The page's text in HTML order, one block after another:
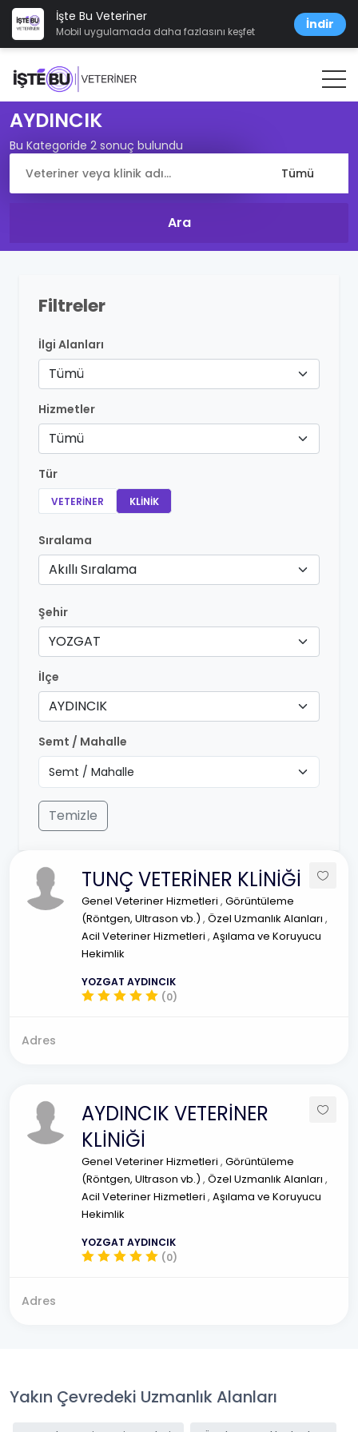
İşte Bu Veteriner
Mobil uygulamada daha fazlasını keşfet İndir
AYDINCIK
Bu Kategoride 2 sonuç bulundu
Filtreler
İlgi Alanları
Tümü
Hizmetler
Tümü
Tür
VETERINER KLINIK
Sıralama
Akıllı Sıralama
Şehir
YOZGAT
İlçe
AYDINCIK
Semt / Mahalle
Temizle
TUNÇ VETERİNER KLİNİĞİ
Genel Veteriner Hizmetleri , Görüntüleme
(Röntgen, Ultrason vb.) , Özel Uzmanlık Alanları ,
Acil Veteriner Hizmetleri , Aşılama ve Koruyucu
Hekimlik
YOZGAT AYDINCIK
(0)
Adres
AYDINCIK VETERİNER
KLİNİĞİ
Genel Veteriner Hizmetleri , Görüntüleme
(Röntgen, Ultrason vb.) , Özel Uzmanlık Alanları ,
Acil Veteriner Hizmetleri , Aşılama ve Koruyucu
Hekimlik
YOZGAT AYDINCIK
(0)
Adres
Yakın Çevredeki Uzmanlık Alanları